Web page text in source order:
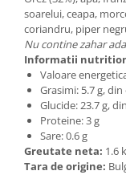
soarelui, ceapa,
coriandru, piper
Nu contine zahar
Informatii
Valoare
Grasimi: 5.7 g,
Glucide: 23.7 g,
Proteine: 3 g
Sare: 0.6 g
Greutate neta: 1.6
Tara de origine: